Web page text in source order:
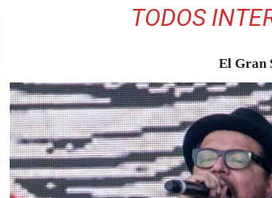
TODOS
El Gran